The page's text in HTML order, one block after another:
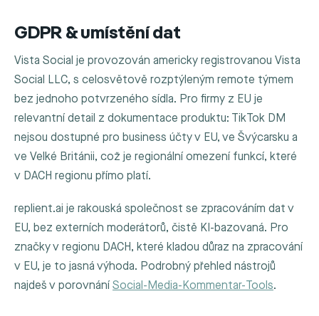
GDPR & umístění dat
Vista Social je provozován americky registrovanou Vista
Social LLC, s celosvětově rozptýleným remote týmem
bez jednoho potvrzeného sídla. Pro firmy z EU je
relevantní detail z dokumentace produktu: TikTok DM
nejsou dostupné pro business účty v EU, ve Švýcarsku a
ve Velké Británii, což je regionální omezení funkcí, které
v DACH regionu přímo platí.
replient.ai je rakouská společnost se zpracováním dat v
EU, bez externích moderátorů, čistě KI-bazovaná. Pro
značky v regionu DACH, které kladou důraz na zpracování
v EU, je to jasná výhoda. Podrobný přehled nástrojů
najdeš v porovnání Social-Media-Kommentar-Tools.